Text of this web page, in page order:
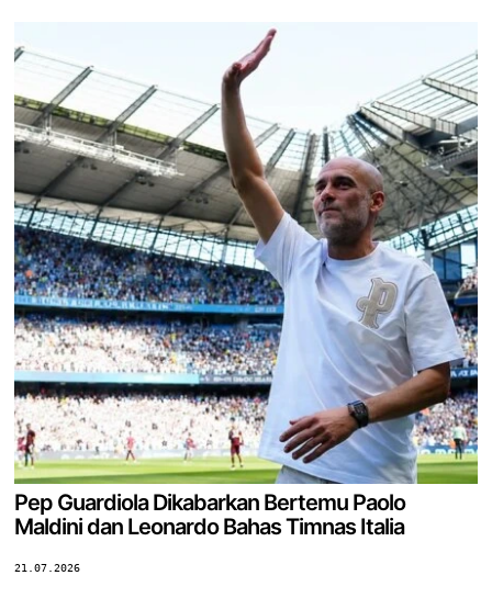
Pep Guardiola Dikabarkan Bertemu Paolo
Maldini dan Leonardo Bahas Timnas Italia
21.07.2026